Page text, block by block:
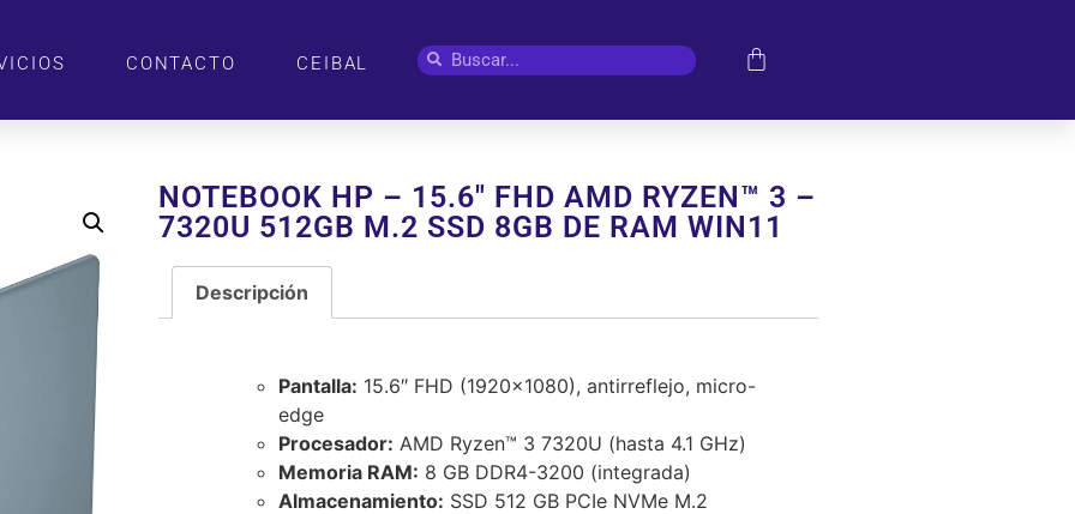
CONTACTO CEIBAL
NOTEBOOK HP – 15.6″ FHD AMD RYZEN™ 3 –
7320U 512GB M.2 SSD 8GB DE RAM WIN11
Descripción
Pantalla: 15.6″ FHD (1920×1080), antirreflejo, micro-
edge
Procesador: AMD Ryzen™ 3 7320U (hasta 4.1 GHz)
Memoria RAM: 8 GB DDR4-3200 (integrada)
Almacenamiento: SSD 512 GB PCIe NVMe M.2